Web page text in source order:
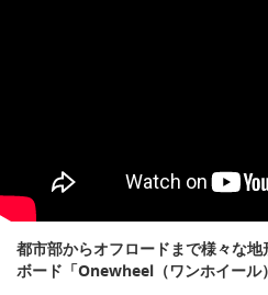
都市部からオフロードまで様々な
ボード「Onewheel（ワンホイール